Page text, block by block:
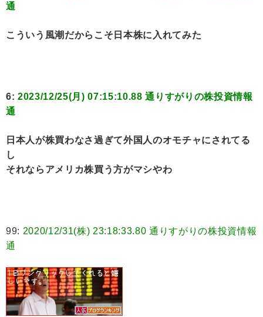
通
こういう風潮だからこそ日本株に入れてみた
6: 2023/12/25(月) 07:15:10.88 通りすがりの株投資情報
通
日本人が株買わなさ過ぎて外国人のオモチャにされてる
し
それならアメリカ株買う方がマシやわ
99: 2020/12/31(株) 23:18:33.80 通りすがりの株投資情報
通